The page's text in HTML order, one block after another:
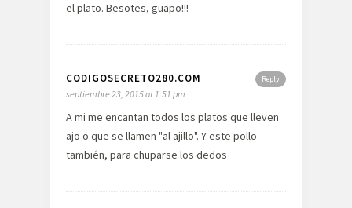
el plato. Besotes, guapo!!!
Reply
CODIGOSECRETO280.COM
septiembre 23, 2015 at 1:51 pm
A mi me encantan todos los platos que lleven
ajo o que se llamen "al ajillo". Y este pollo
también, para chuparse los dedos